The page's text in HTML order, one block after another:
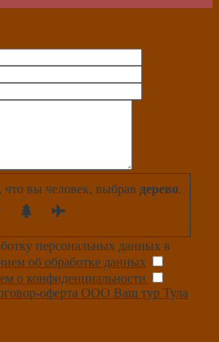
вы человек, выбрав дерево.
персональных данных в
об обработке данных
о конфиденциальности
оферта ООО Ваш тур Тула